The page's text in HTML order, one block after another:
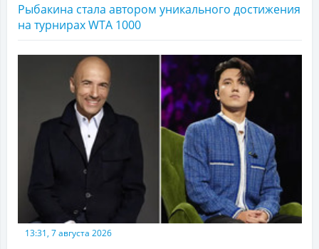
Рыбакина стала автором уникального достижения
на турнирах WTA 1000
13:31, 7 августа 2026